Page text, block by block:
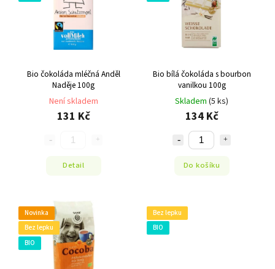
Abecedně
Bio čokoláda mléčná Anděl
Naděje 100g
Není skladem
131 Kč
Detail
Bio bílá čokoláda s bourbon
vanilkou 100g
Skladem (5 ks)
134 Kč
Do košíku
Novinka
Bez lepku
BIO
Bez lepku
BIO